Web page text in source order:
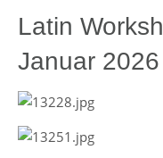
Latin
Januar 2026